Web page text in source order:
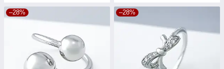
–28% –28%